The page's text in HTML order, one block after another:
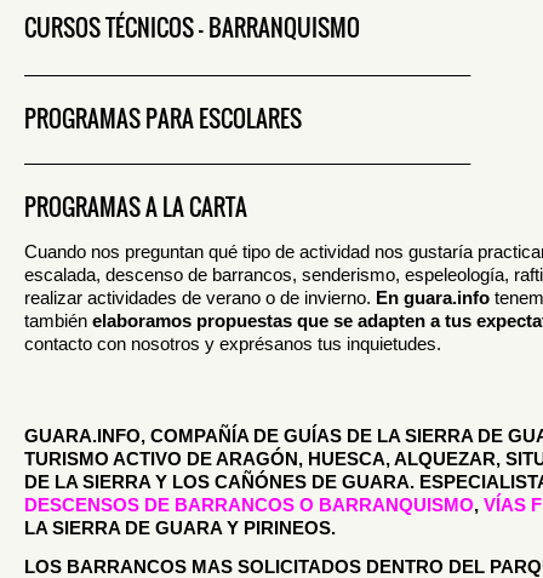
CURSOS TÉCNICOS – BARRANQUISMO
————————————————————————–
PROGRAMAS PARA ESCOLARES
————————————————————————–
PROGRAMAS A LA CARTA
Cuando nos preguntan qué tipo de actividad nos gustaría
escalada, descenso de barrancos, senderismo, espeleología,
realizar actividades de verano o de invierno. En guara.info
también elaboramos propuestas que se adapten a tus
contacto con nosotros y exprésanos tus inquietudes.
GUARA.INFO, COMPAÑÍA DE GUÍAS DE LA SIERRA DE
TURISMO ACTIVO DE ARAGÓN, HUESCA, ALQUEZAR,
DE LA SIERRA Y LOS CAÑÓNES DE GUARA.
DESCENSOS DE BARRANCOS O BARRANQUISMO, VÍAS
LA SIERRA DE GUARA Y PIRINEOS.
LOS BARRANCOS MAS SOLICITADOS DENTRO DEL